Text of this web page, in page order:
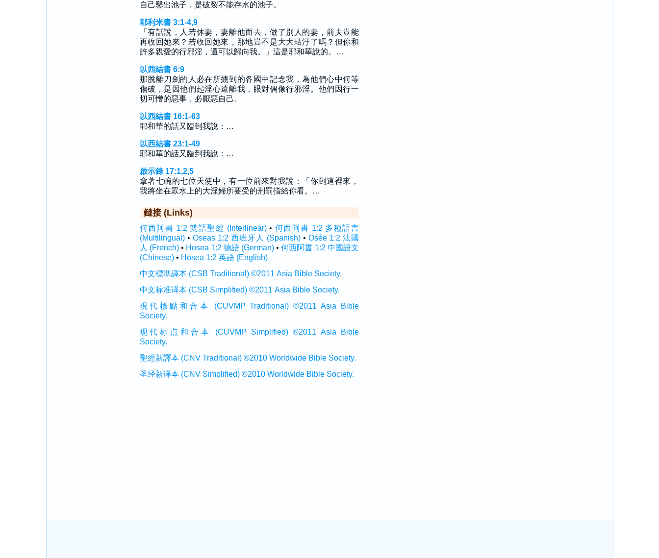
自己鑿出池子，是破裂不能存水的池子。
耶利米書 3:1-4,9
「有話說，人若休妻，妻離他而去，做了別人的妻，前夫豈能
再收回她來？若收回她來，那地豈不是大大玷汙了嗎？但你和
許多親愛的行邪淫，還可以歸向我。」這是耶和華說的。…
以西結書 6:9
那脫離刀劍的人必在所擄到的各國中記念我，為他們心中何等
傷破，是因他們起淫心遠離我，眼對偶像行邪淫。他們因行一
切可憎的惡事，必厭惡自己。
以西結書 16:1-63
耶和華的話又臨到我說：…
以西結書 23:1-49
耶和華的話又臨到我說：…
啟示錄 17:1,2,5
拿著七碗的七位天使中，有一位前來對我說：「你到這裡來，
我將坐在眾水上的大淫婦所要受的刑罰指給你看。…
鏈接 (Links)
何西阿書 1:2 雙語聖經 (Interlinear)• 何西阿書 1:2 多種語言
(Multilingual)• Oseas 1:2 西班牙人 (Spanish)• Osée 1:2 法國
人 (French)• Hosea 1:2 德語 (German) •何西阿書 1:2 中國語文
(Chinese)• Hosea 1:2 英語 (English)
中文標準譯本 (CSB Traditional) ©2011 Asia Bible Society.
中文标准译本 (CSB Simplified) ©2011 Asia Bible Society.
現代標點和合本 (CUVMP Traditional) ©2011 Asia Bible
Society.
现代标点和合本 (CUVMP Simplified) ©2011 Asia Bible
Society.
聖經新譯本 (CNV Traditional) ©2010 Worldwide Bible Society.
圣经新译本 (CNV Simplified) ©2010 Worldwide Bible Society.